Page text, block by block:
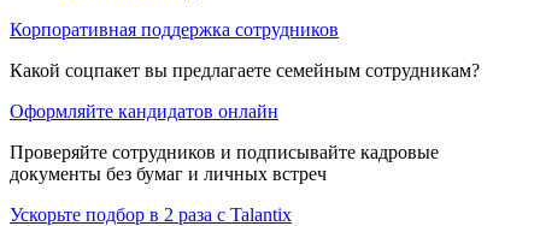
Корпоративная поддержка сотрудников
Какой соцпакет вы предлагаете семейным сотрудникам?
Оформляйте кандидатов онлайн
Проверяйте сотрудников и подписывайте кадровые
документы без бумаг и личных встреч
Ускорьте подбор в 2 раза с Talantix